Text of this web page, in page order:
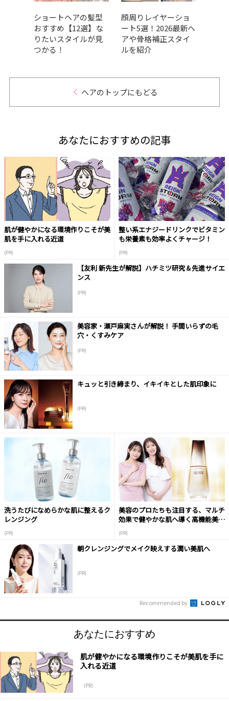
ショートヘアの髪型
おすすめ【12選】な
りたいスタイルが見
つかる！
顔周りレイヤーショ
ート5選！2026最新ヘ
アや骨格補正スタイ
ルを紹介
ヘアのトップにもどる
あなたにおすすめの記事
肌が健やかになる環境作りこそが美
肌を手に入れる近道
(PR)
整い系エナジードリンクでビタミン
も栄養素も効率よくチャージ！
(PR)
【友利 新先生が解説】ハチミツ研究＆先進サイエ
ンス
(PR)
美容家・瀬戸麻実さんが解説！ 手間いらずの毛
穴・くすみケア
(PR)
キュッと引き締まり、イキイキとした肌印象に
(PR)
洗うたびになめらかな肌に整えるク
レンジング
(PR)
美容のプロたちも注目する、マルチ
効果で健やかな肌へ導く高機能美容
(PR)
朝クレンジングでメイク映えする潤い美肌へ
(PR)
Recommended by
あなたにおすすめ
肌が健やかになる環境作りこそが美肌を手に
入れる近道
（PR）